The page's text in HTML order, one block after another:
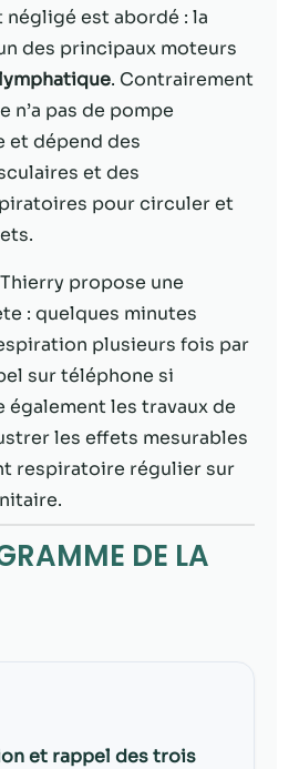
est abordé : la
des principaux moteurs
. Contrairement
n’a pas de pompe
et dépend des
et des
pour circuler et
propose une
: quelques minutes
plusieurs fois par
sur téléphone si
également les travaux de
les effets mesurables
respiratoire régulier sur
DE LA
et rappel des trois
dont le site
Web est
utilisé.
Experience
Afin que notre
fonctionne
de votre visite.
Si vous refusez
certaines
fonctionnalités
disparaîtront
En partageant
votre intérêt et
votre
contenu et des